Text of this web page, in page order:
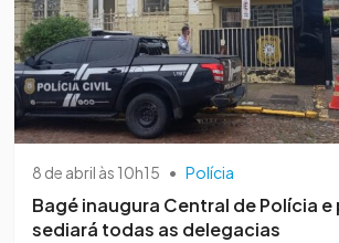
8 de abril às 10h15 • Polícia
Bagé inaugura Central de Polícia e
sediará todas as delegacias